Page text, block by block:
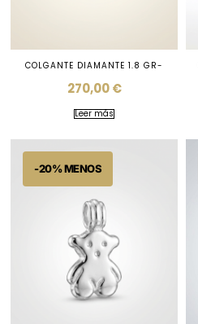
COLGANTE DIAMANTE 1.8 GR-
270,00€
Leer más